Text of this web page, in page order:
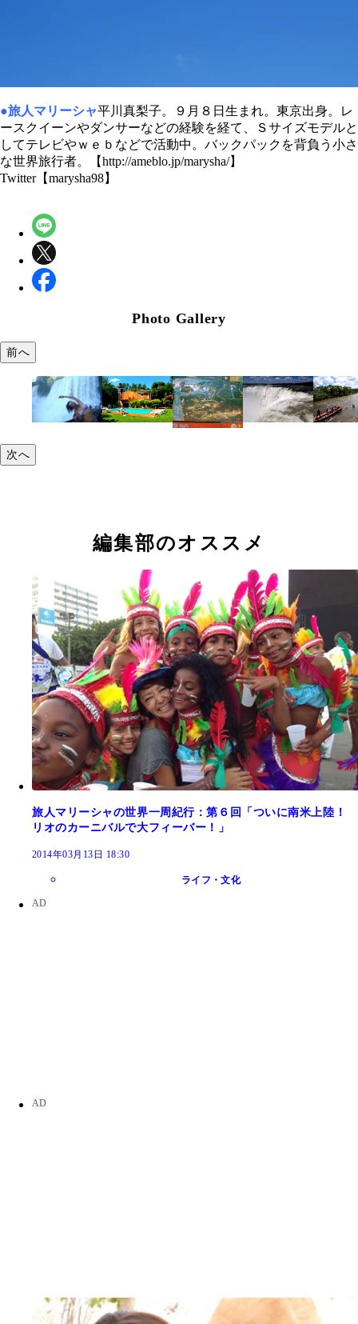
●旅人マリーシャ平川真梨子。９月８日生まれ。東京出身。レ
ースクイーンやダンサーなどの経験を経て、Ｓサイズモデルと
してテレビやｗｅｂなどで活動中。バックパックを背負う小さ
な世界旅行者。【http://ameblo.jp/marysha/】
Twitter【marysha98】
Photo Gallery
前へ
次へ
編集部のオススメ
旅人マリーシャの世界一周紀行：第６回「ついに南米上陸！
リオのカーニバルで大フィーバー！」
2014年03月13日 18:30
ライフ・文化